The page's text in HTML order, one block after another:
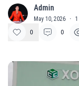
A Admin
May 10, 2026 · 1
0
0